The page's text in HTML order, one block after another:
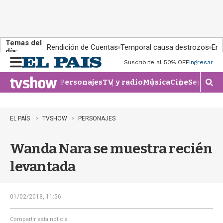
Temas del
día:
Rendición de Cuentas Temporal causa destrozos En
n
u
Suscribite al 50% OFFIngresar
PersonajesTV y radioMúsicaCineSeries
M
o
r
b
e
EL PAÍS TVSHOW PERSONAJES
Wanda Nara se muestra recién
levantada
01/02/2018, 11:56
Compartir esta noticia